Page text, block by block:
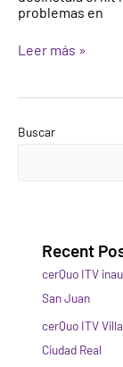
problemas en
Leer más »
Buscar
Recent
cerQuo ITV
San Juan
cerQuo ITV
Ciudad Real